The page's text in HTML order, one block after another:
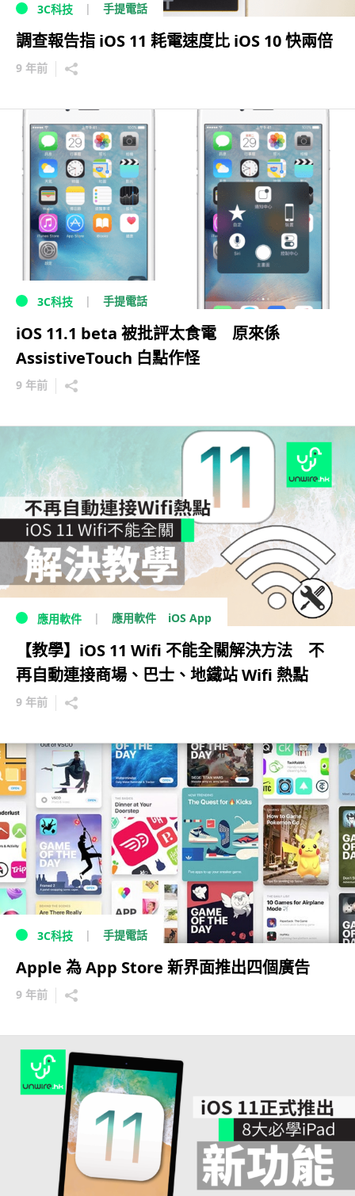
3C科技 手提電話
調查報告指 iOS 11 耗電速度比 iOS 10 快兩倍
9 年前
3C科技 手提電話
iOS 11.1 beta 被批評太食電 原來係
AssistiveTouch 白點作怪
9 年前
應用軟件 應用軟件 iOS App
【教學】iOS 11 Wifi 不能全關解決方法 不
再自動連接商場、巴士、地鐵站 Wifi 熱點
9 年前
3C科技 手提電話
Apple 為 App Store 新界面推出四個廣告
9 年前